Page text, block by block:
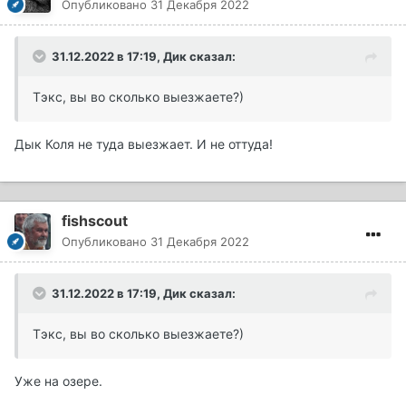
Опубликовано 31 Декабря 2022
31.12.2022 в 17:19, Диксказал:
Тэкс, вы во сколько выезжаете?)
Дык Коля не туда выезжает. И не оттуда!
fishscout
Опубликовано 31 Декабря 2022
31.12.2022 в 17:19, Диксказал:
Тэкс, вы во сколько выезжаете?)
Уже на озере.